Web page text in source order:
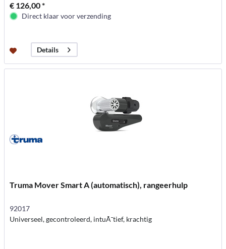
€ 126,00 *
Direct klaar voor verzending
Details
Truma Mover Smart A (automatisch), rangeerhulp
92017
Universeel, gecontroleerd, intuÃ¯tief, krachtig